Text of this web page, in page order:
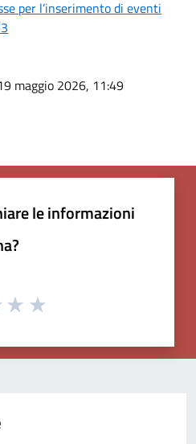
per l’inserimento di eventi
maggio 2026, 11:49
le informazioni